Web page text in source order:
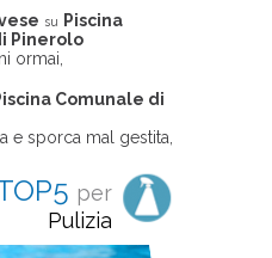
a me non ha
scarpe! Peccato
essere un'ottima
magnificamente
su
Piscina
Pinerolo
ormai,
cinque-sei ore
piscina con i miei
letteralmente
in vasca grande, negli
al nuoto libero,
e facciamo
(sono stato assistente
Comunale di
e sporca mal gestita,
la sconsiglio a
amano le cose fatte
é tutto
per
Pulizia